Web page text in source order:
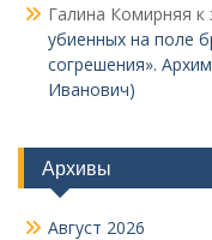
Галина Комирняя к
убиенных на поле
согрешения».
Иванович)
Архивы
Август 2026